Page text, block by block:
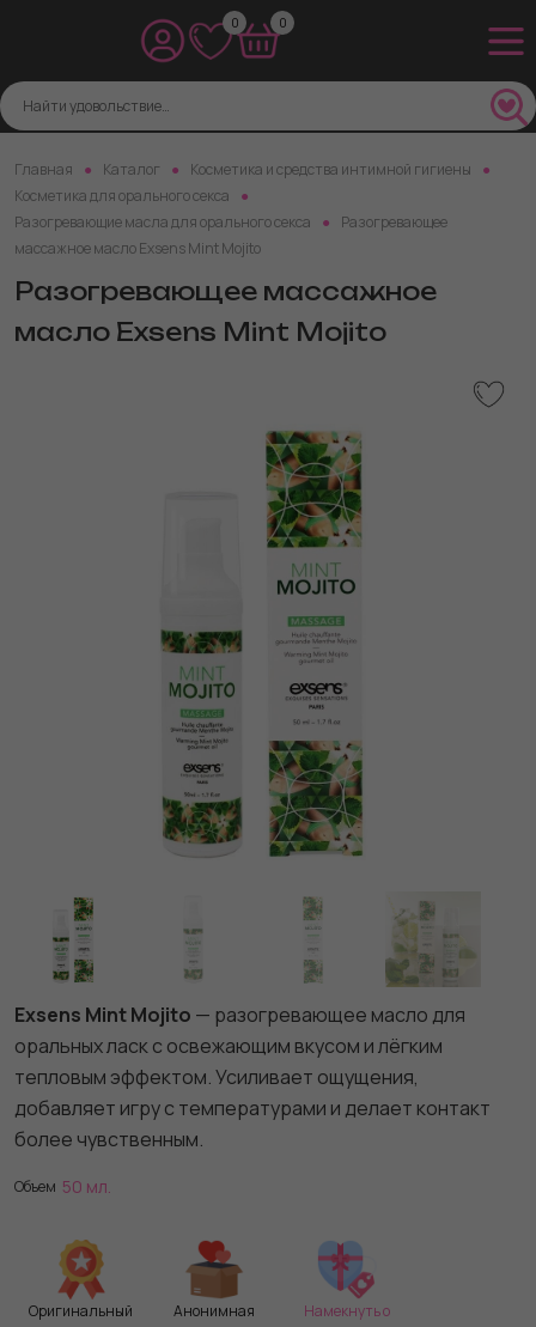
0 0
Главная Каталог
Косметика и средства интимной гигиены
Косметика для орального секса
Разогревающие масла для орального секса
Разогревающее
массажное масло Exsens Mint Mojito
Разогревающее массажное
масло Exsens Mint Mojito
Exsens Mint Mojito — разогревающее масло для
оральных ласк с освежающим вкусом и лёгким
тепловым эффектом. Усиливает ощущения,
добавляет игру с температурами и делает контакт
более чувственным.
Объем 50 мл.
Оригинальный
Анонимная
Намекнуть о